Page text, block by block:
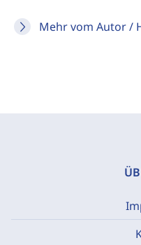
Mehr vom Autor /